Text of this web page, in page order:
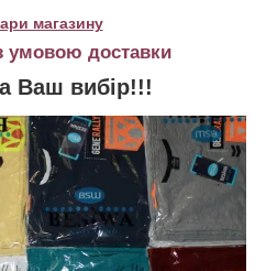
магазину
умовою доставки
Ваш вибір!!!